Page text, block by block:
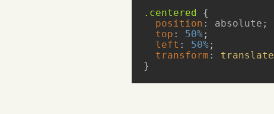
.centered {
position : absolute;
top : 50%;
left : 50%;
transform : translate
}